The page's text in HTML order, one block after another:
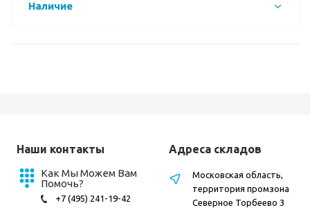
Наличие
Наши контакты
Как Мы Можем Вам
Помочь?
+7 (495) 241-19-42
Адреса складов
Московская область,
территория промзона
Северное Торбеево 3